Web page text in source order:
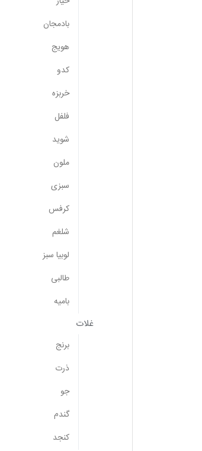
بادمجان
هویج
کدو
خربزه
فلفل
شوید
ملون
سبزی
کرفس
شلغم
لوبیا سبز
طالبی
بامیه
غلات
برنج
ذرت
جو
گندم
کنجد